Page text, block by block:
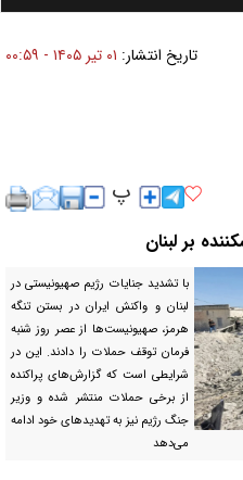
تاریخ انتشار: ۰۱ تير ۱۴۰۵ - ۰۰:۵۹
بر لبنان
با تشدید جنایات رژیم صهیونیستی در
لبنان و واکنش ایران در بستن تنگه
هرمز، صهیونیست‌ها از عصر روز شنبه
فرمان توقف حملات را دادند. این در
شرایطی است که گزارش‌های پراکنده
از برخی حملات منتشر شده و وزیر
جنگ رژیم نیز به تهدید‌های خود ادامه
می‌دهد